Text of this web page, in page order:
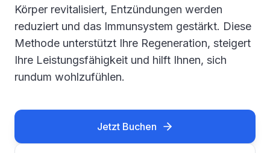
Körper revitalisiert, Entzündungen werden
reduziert und das Immunsystem gestärkt. Diese
Methode unterstützt Ihre Regeneration, steigert
Ihre Leistungsfähigkeit und hilft Ihnen, sich
rundum wohlzufühlen.
Jetzt Buchen